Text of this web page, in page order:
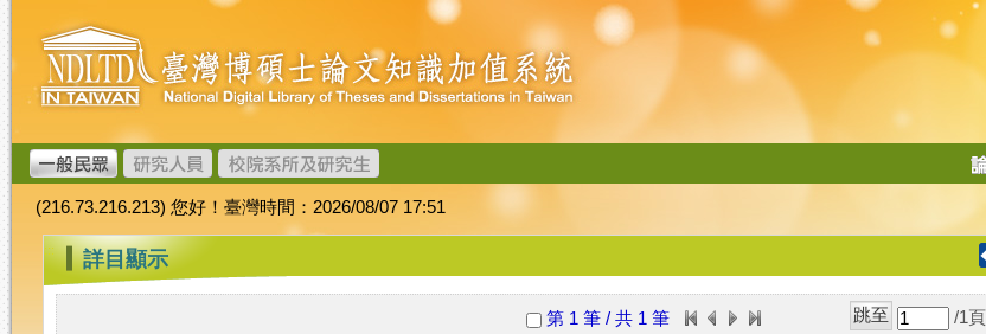
跳
到
主
要
內
容
臺
灣
博
碩
士
論
文
加
值
系
統
導
(216.73.216.213) 您好！臺灣時間：2026/08/07 17:51
::: 詳目顯示
第 1 筆 / 共 1 筆 /1 頁